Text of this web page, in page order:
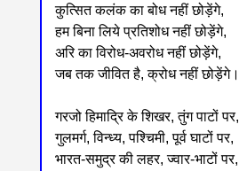
कुत्सित कलंक का बोध नहीं छोड़ेंगे,
हम बिना लिये प्रतिशोध नहीं छोड़ेंगे,
अरि का विरोध-अवरोध नहीं छोड़ेंगे,
जब तक जीवित है, क्रोध नहीं छोड़ेंगे।
गरजो हिमाद्रि के शिखर, तुंग पाटों पर,
गुलमर्ग, विन्ध्य, पश्चिमी, पूर्व घाटों पर,
भारत-समुद्र की लहर, ज्वार-भाटों पर,